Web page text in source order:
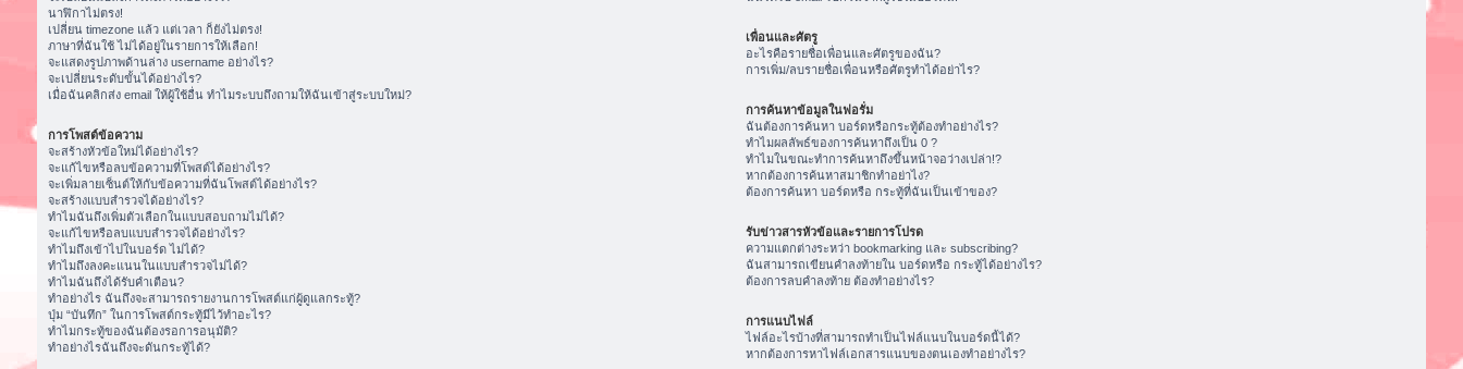
นาฬิกาไม่ตรง!
เปลี่ยน timezone แล้ว แต่เวลา ก็ยังไม่ตรง!
ภาษาที่ฉันใช้ ไม่ได้อยู่ในรายการให้เลือก!
จะแสดงรูปภาพด้านล่าง username อย่างไร?
จะเปลี่ยนระดับขั้นได้อย่างไร?
เมื่อฉันคลิกส่ง email ให้ผู้ใช้อื่น ทำไมระบบถึงถามให้ฉันเข้าสู่ระบบใหม่?
การโพสต์ข้อความ
จะสร้างหัวข้อใหม่ได้อย่างไร?
จะแก้ไขหรือลบข้อความที่โพสต์ได้อย่างไร?
จะเพิ่มลายเซ็นต์ให้กับข้อความที่ฉันโพสต์ได้อย่างไร?
จะสร้างแบบสำรวจได้อย่างไร?
ทำไมฉันถึงเพิ่มตัวเลือกในแบบสอบถามไม่ได้?
จะแก้ไขหรือลบแบบสำรวจได้อย่างไร?
ทำไมถึงเข้าไปในบอร์ด ไม่ได้?
ทำไมถึงลงคะแนนในแบบสำรวจไม่ได้?
ทำไมฉันถึงได้รับคำเตือน?
ทำอย่างไร ฉันถึงจะสามารถรายงานการโพสต์แก่ผู้ดูแลกระทู้?
ปุ่ม “บันทึก” ในการโพสต์กระทู้มีไว้ทำอะไร?
ทำไมกระทู้ของฉันต้องรอการอนุมัติ?
ทำอย่างไรฉันถึงจะดันกระทู้ได้?
เพื่อนและศัตรู
อะไรคือรายชื่อเพื่อนและศัตรูของฉัน?
การเพิ่ม/ลบรายชื่อเพื่อนหรือศัตรูทำได้อย่าไร?
การค้นหาข้อมูลในฟอรั่ม
ฉันต้องการค้นหา บอร์ดหรือกระทู้ต้องทำอย่างไร?
ทำไมผลลัพธ์ของการค้นหาถึงเป็น 0 ?
ทำไมในขณะทำการค้นหาถึงขึ้นหน้าจอว่างเปล่า!?
หากต้องการค้นหาสมาชิกทำอย่าไง?
ต้องการค้นหา บอร์ดหรือ กระทู้ที่ฉันเป็นเข้าของ?
รับข่าวสารหัวข้อและรายการโปรด
ความแตกต่างระหว่า bookmarking และ subscribing?
ฉันสามารถเขียนคำลงท้ายใน บอร์ดหรือ กระทู้ได้อย่างไร?
ต้องการลบคำลงท้าย ต้องทำอย่างไร?
การแนบไฟล์
ไฟล์อะไรบ้างที่สามารถทำเป็นไฟล์แนบในบอร์ดนี้ได้?
หากต้องการหาไฟล์เอกสารแนบของตนเองทำอย่างไร?